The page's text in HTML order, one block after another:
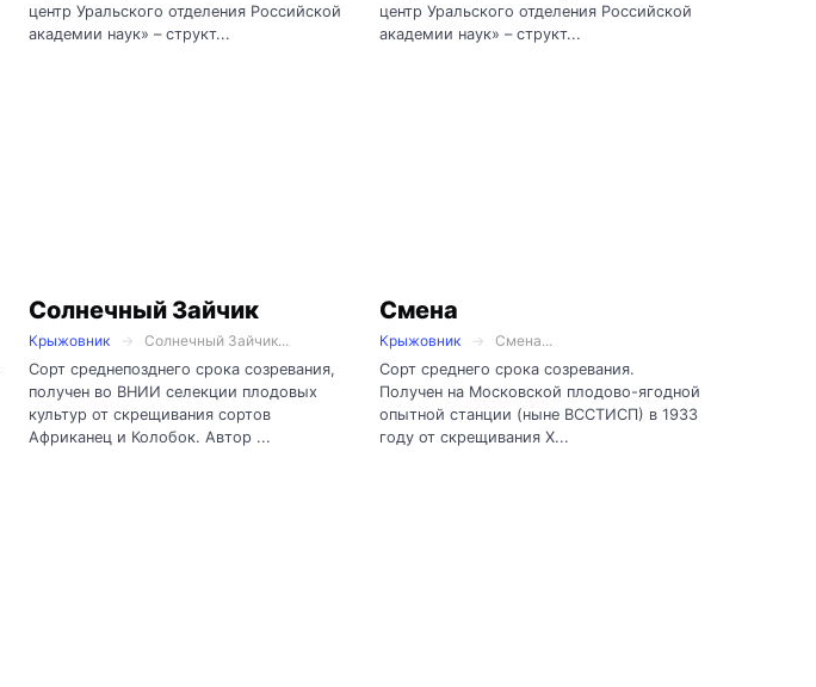
центр Уральского отделения Российской
академии наук» – структ...
центр Уральского отделения Российской
академии наук» – структ...
Солнечный Зайчик
Крыжовник
Солнечный Зайчик...
Сорт среднепозднего срока созревания,
получен во ВНИИ селекции плодовых
культур от скрещивания сортов
Африканец и Колобок. Автор ...
Смена
Крыжовник
Смена...
Сорт среднего срока созревания.
Получен на Московской плодово-ягодной
опытной станции (ныне ВССТИСП) в 1933
году от скрещивания Х...